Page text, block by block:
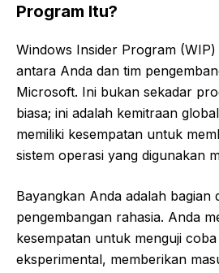
Program Itu?
Windows Insider Program
antara Anda dan tim
Microsoft. Ini bukan sekadar
biasa; ini adalah kemitraan
memiliki kesempatan untuk
sistem operasi yang digunakan
Bayangkan Anda adalah bagian
pengembangan rahasia. Anda
kesempatan untuk menguji
eksperimental, memberikan